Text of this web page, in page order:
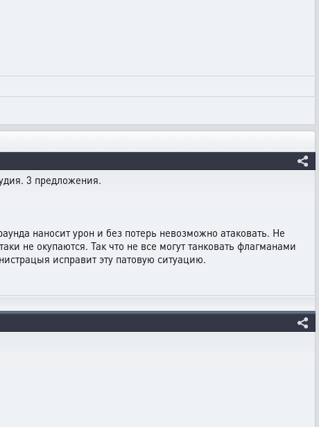
3 предложения.
наносит урон и без потерь невозможно атаковать. Не
не окупаются. Так что не все могут танковать флагманами
исправит эту патовую ситуацию.